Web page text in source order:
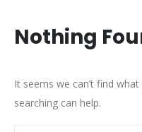
Nothing
It seems we can’t find
searching can help.